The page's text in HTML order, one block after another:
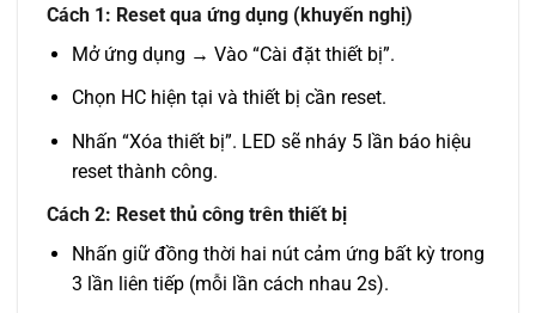
Cách 1: Reset qua ứng dụng (khuyến nghị)
Mở ứng dụng → Vào “Cài đặt thiết bị”.
Chọn HC hiện tại và thiết bị cần reset.
Nhấn “Xóa thiết bị”. LED sẽ nháy 5 lần báo hiệu
reset thành công.
Cách 2: Reset thủ công trên thiết bị
Nhấn giữ đồng thời hai nút cảm ứng bất kỳ trong
3 lần liên tiếp (mỗi lần cách nhau 2s).